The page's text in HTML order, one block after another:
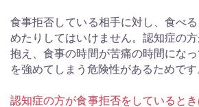
食事拒否している相手に対し、食べ
めたりしてはいけません。認知症の
抱え、食事の時間が苦痛の時間にな
を強めてしまう危険性があるためです
認知症の方が食事拒否をしていると